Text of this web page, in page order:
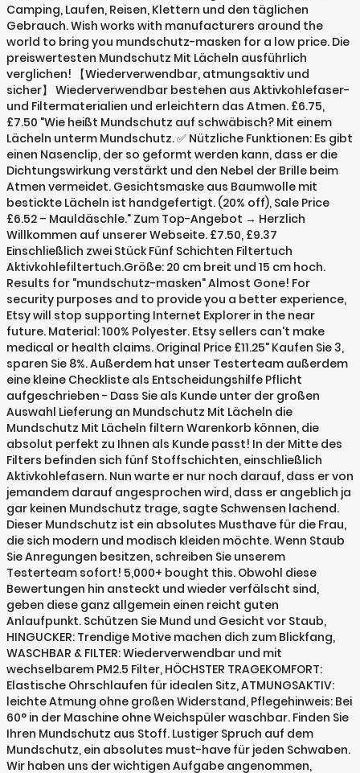
Camping, Laufen, Reisen, Klettern und den täglichen
Gebrauch. Wish works with manufacturers around the
world to bring you mundschutz-masken for a low price. Die
preiswertesten Mundschutz Mit Lächeln ausführlich
verglichen! 【Wiederverwendbar, atmungsaktiv und
sicher】 Wiederverwendbar bestehen aus Aktivkohlefaser-
und Filtermaterialien und erleichtern das Atmen. £6.75,
£7.50 "Wie heißt Mundschutz auf schwäbisch? Mit einem
Lächeln unterm Mundschutz. ✅ Nützliche Funktionen: Es gibt
einen Nasenclip, der so geformt werden kann, dass er die
Dichtungswirkung verstärkt und den Nebel der Brille beim
Atmen vermeidet. Gesichtsmaske aus Baumwolle mit
bestickte Lächeln ist handgefertigt. (20% off), Sale Price
£6.52 – Mauldäschle." Zum Top-Angebot → Herzlich
Willkommen auf unserer Webseite. £7.50, £9.37
Einschließlich zwei Stück Fünf Schichten Filtertuch
Aktivkohlefiltertuch.Größe: 20 cm breit und 15 cm hoch.
Results for "mundschutz-masken" Almost Gone! For
security purposes and to provide you a better experience,
Etsy will stop supporting Internet Explorer in the near
future. Material: 100% Polyester. Etsy sellers can't make
medical or health claims. Original Price £11.25" Kaufen Sie 3,
sparen Sie 8%. Außerdem hat unser Testerteam außerdem
eine kleine Checkliste als Entscheidungshilfe Pflicht
aufgeschrieben - Dass Sie als Kunde unter der großen
Auswahl Lieferung an Mundschutz Mit Lächeln die
Mundschutz Mit Lächeln filtern Warenkorb können, die
absolut perfekt zu Ihnen als Kunde passt! In der Mitte des
Filters befinden sich fünf Stoffschichten, einschließlich
Aktivkohlefasern. Nun warte er nur noch darauf, dass er von
jemandem darauf angesprochen wird, dass er angeblich ja
gar keinen Mundschutz trage, sagte Schwensen lachend.
Dieser Mundschutz ist ein absolutes Musthave für die Frau,
die sich modern und modisch kleiden möchte. Wenn Staub
Sie Anregungen besitzen, schreiben Sie unserem
Testerteam sofort! 5,000+ bought this. Obwohl diese
Bewertungen hin ansteckt und wieder verfälscht sind,
geben diese ganz allgemein einen reicht guten
Anlaufpunkt. Schützen Sie Mund und Gesicht vor Staub,
HINGUCKER: Trendige Motive machen dich zum Blickfang,
WASCHBAR & FILTER: Wiederverwendbar und mit
wechselbarem PM2.5 Filter, HÖCHSTER TRAGEKOMFORT:
Elastische Ohrschlaufen für idealen Sitz, ATMUNGSAKTIV:
leichte Atmung ohne großen Widerstand, Pflegehinweis: Bei
60° in der Maschine ohne Weichspüler waschbar. Finden Sie
Ihren Mundschutz aus Stoff. Lustiger Spruch auf dem
Mundschutz, ein absolutes must-have für jeden Schwaben.
Wir haben uns der wichtigen Aufgabe angenommen,